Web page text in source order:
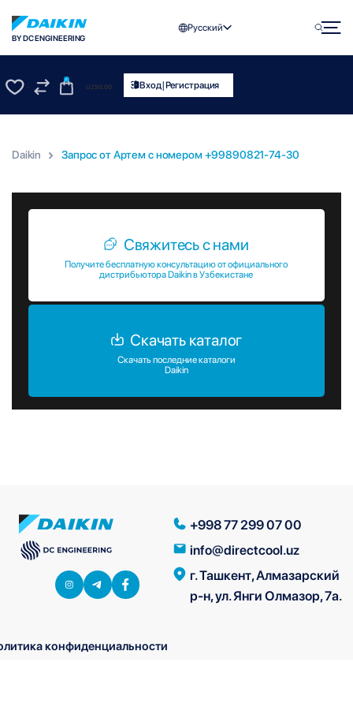
BY DC ENGINEERING
Русский
0
UZS0.00 Вход|Регистрация
Daikin Запрос от Артем c номером +99890821-74-30
Свяжитесь с нами
Получите бесплатную консультацию от официального
дистрибьютора Daikin в Узбекистане
Скачать каталог
Скачать последние каталоги
Daikin
+998 77 299 07 00
info@directcool.uz
г. Ташкент, Алмазарский
р-н, ул. Янги Олмазор, 7а.
конфиденциальности